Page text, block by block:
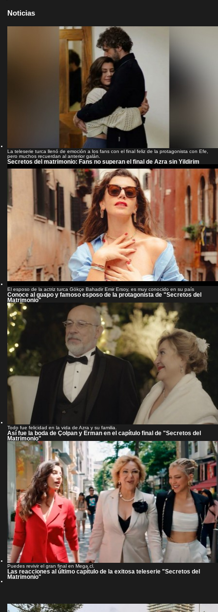
Noticias
La teleserie turca llenó de emoción a los fans con el final feliz de la protagonista con Efe,
pero muchos recuerdan al anterior galán.
Secretos del matrimonio: Fans no superan el final de Azra sin Yildirim
El esposo de la actriz turca Gökçe Bahadir Emir Ersoy, es muy conocido en su país
Conoce al guapo y famoso esposo de la protagonista de "Secretos del
Matrimonio"
Todo fue felicidad en la vida de Azra y su familia.
Así fue la boda de Çolpan y Erman en el capítulo final de "Secretos del
Matrimonio"
Puedes revivir el gran final en Mega.cl.
Las reacciones al último capítulo de la exitosa teleserie "Secretos del
Matrimonio"